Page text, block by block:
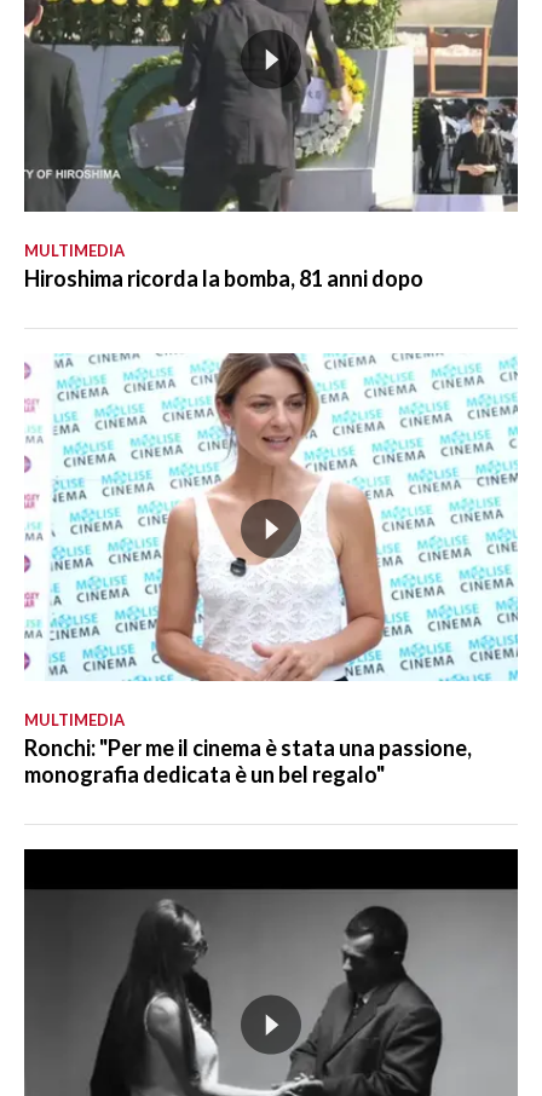
MULTIMEDIA
Hiroshima ricorda la bomba, 81 anni dopo
MULTIMEDIA
Ronchi: "Per me il cinema è stata una passione,
monografia dedicata è un bel regalo"